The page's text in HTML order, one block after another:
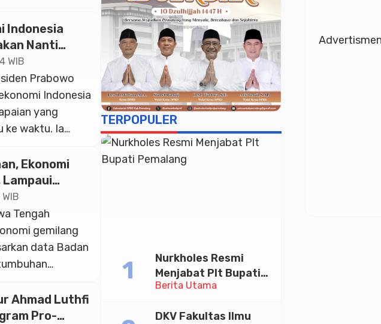
Indonesia
Nanti
WIB
Prabowo
Indonesia
yang
ke waktu. Ia
pemerintah
hal
bisa terus
yang lebih baik
Ekonomi
Tengah
gemilang
data Badan
itu
rata-rata
Ahmad Luthfi
Pro-
TERPOPULER
Berita Utama
Nurkholes Resmi
Menjabat Plt Bupati
Pemalang
DKV Fakultas Ilmu